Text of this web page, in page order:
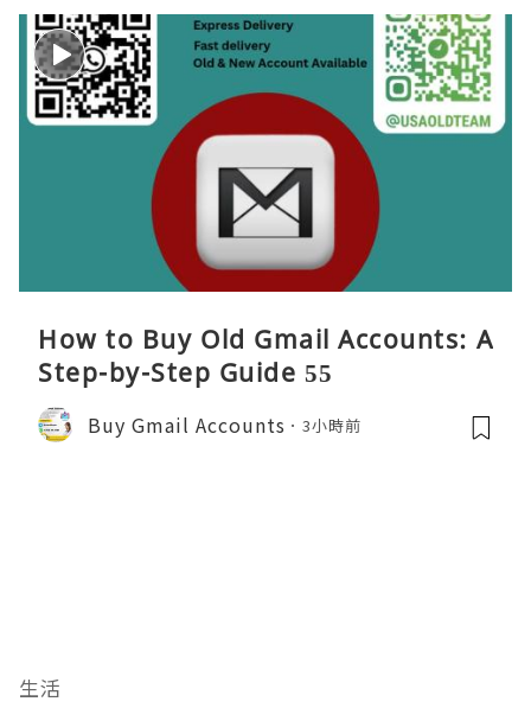
How to Buy Old Gmail Accounts: A
Step-by-Step Guide 55
Buy Gmail Accounts 3小時前
生活